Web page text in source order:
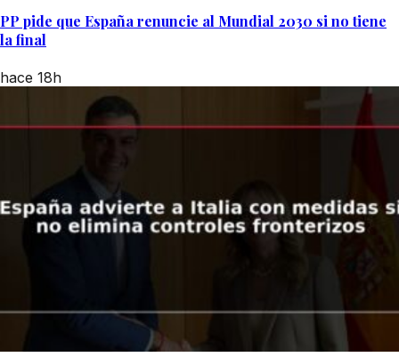
PP pide que España renuncie al Mundial 2030 si no tiene
la final
hace 18h